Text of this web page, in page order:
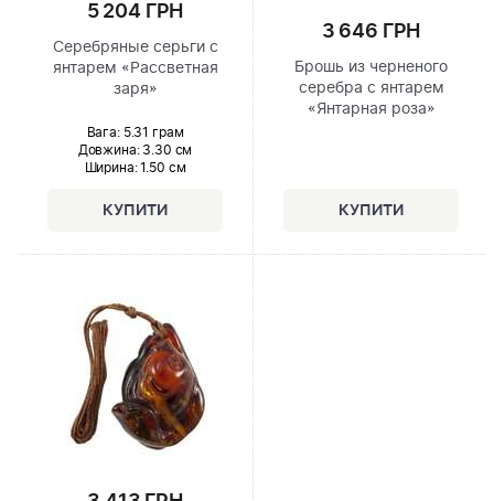
5 204 ГРН
Серебряные серьги с
янтарем «Рассветная
заря»
Вага: 5.31 грам
Довжина:3.30 см
Ширина: 1.50 см
3 646 ГРН
Брошь из черненого
серебра с янтарем
«Янтарная роза»